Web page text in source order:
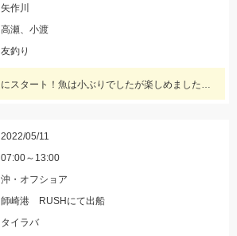
矢作川
高瀬、小渡
友釣り
今シーズンも遂にスタート！魚は小ぶりでしたが楽しめました！大樹寺店岩崎釣行
2022/05/11
07:00～13:00
沖・オフショア
師崎港 RUSHにて出船
タイラバ